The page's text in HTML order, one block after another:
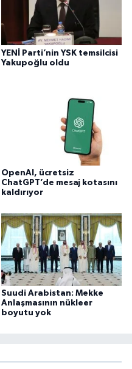
YENİ Parti’nin YSK temsilcisi
Yakupoğlu oldu
OpenAI, ücretsiz
ChatGPT’de mesaj kotasını
kaldırıyor
Suudi Arabistan: Mekke
Anlaşmasının nükleer
boyutu yok